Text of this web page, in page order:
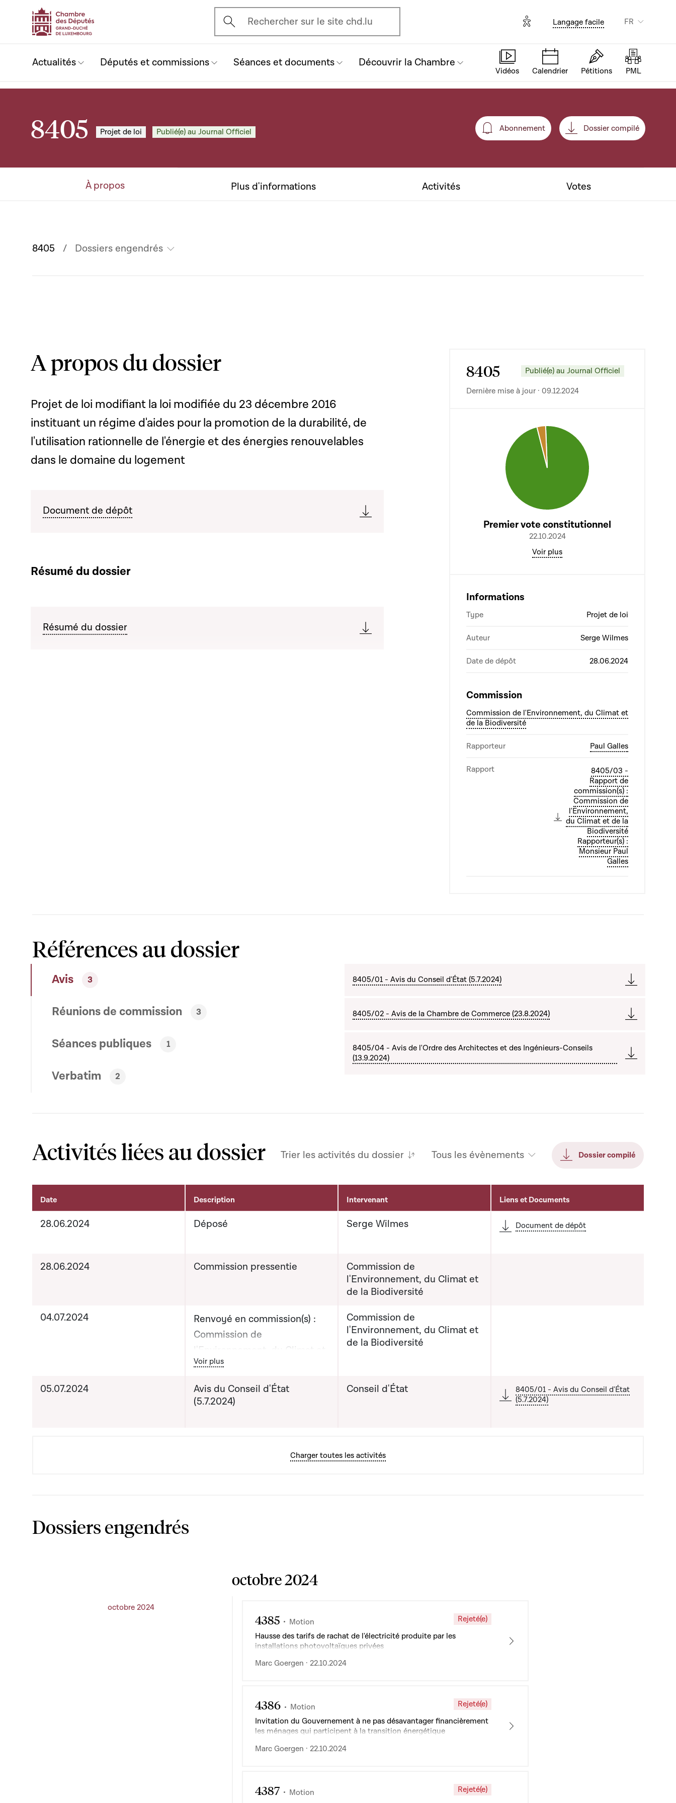
Ouvrir l'écran de recherche
Rechercher sur le site chd.lu Options d'accessibilité
Langage facile FR
Actualités Députés et commissions Séances et documents Découvrir la Chambre
Vidéos Calendrier Pétitions PML
8405 Projet de loi Publié(e) au Journal Officiel Abonnement
Abonnement Dossier compilé
À propos Plus d'informations Activités Votes
8405 Dossiers engendrés
A propos du dossier
Projet de loi modifiant la loi modifiée du 23 décembre 2016
instituant un régime d'aides pour la promotion de la durabilité, de
l'utilisation rationnelle de l'énergie et des énergies renouvelables
dans le domaine du logement
Document de dépôt
Résumé du dossier
Résumé du dossier
8405 Publié(e) au Journal Officiel
Dernière mise à jour · 09.12.2024
Premier vote constitutionnel
22.10.2024
Voir plus
Informations
Type Projet de loi
Auteur Serge Wilmes
Date de dépôt 28.06.2024
Commission
Commission de l'Environnement, du Climat et
de la Biodiversité
Rapporteur Paul Galles
Rapport
8405/03 -
Rapport de
commission(s) :
Commission de
l'Environnement,
du Climat et de la
Biodiversité
Rapporteur(s) :
Monsieur Paul
Galles
Références au dossier
Avis 3
Réunions de commission 3
Séances publiques 1
Verbatim 2
8405/01 - Avis du Conseil d'État (5.7.2024)
8405/02 - Avis de la Chambre de Commerce (23.8.2024)
8405/04 - Avis de l'Ordre des Architectes et des Ingénieurs-Conseils
(13.9.2024)
Activités liées au dossier Trier les activités du dossier Tous les évènements Dossier compilé
Activités liées au dossier
Date Description Intervenant Liens et Documents
28.06.2024 Déposé Serge Wilmes Document de dépôt
28.06.2024 Commission pressentie
Commission de
l'Environnement, du Climat et
de la Biodiversité
04.07.2024
Renvoyé en commission(s) :
Commission de
l'Environnement, du Climat et
de la Biodiversité
Date prévisionnelle du rapport
Bouton graphique servant à afficher ou cacher tous les éléments de la liste qui précède
Voir plus
Commission de
l'Environnement, du Climat et
de la Biodiversité
05.07.2024
Avis du Conseil d'État
(5.7.2024)
Conseil d'État
8405/01 - Avis du Conseil d'État
(5.7.2024)
Charger toutes les activités
Dossiers engendrés
octobre 2024
octobre 2024
4385 Motion
Rejeté(e)
Hausse des tarifs de rachat de l'électricité produite par les
installations photovoltaïques privées
Marc Goergen · 22.10.2024
4386 Motion
Rejeté(e)
Invitation du Gouvernement à ne pas désavantager financièrement
les ménages qui participent à la transition énergétique
Marc Goergen · 22.10.2024
4387 Motion
Rejeté(e)